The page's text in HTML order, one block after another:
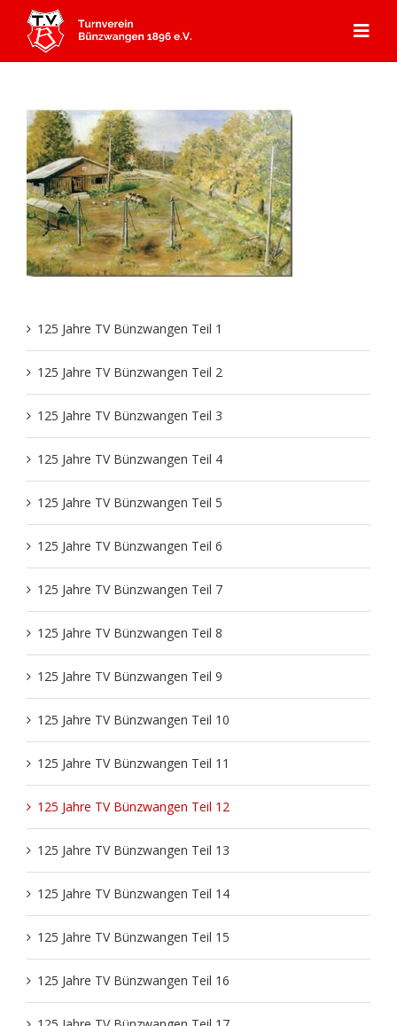
Inhalt
springen
Angebot
Abteilungen
Aerobic
Dance
Fit im Alter
FitMix-Frauen
Handball Senioren – Volleyball Mixed
Kinderturnen
Volleyball Damen
Kursprogramm
Aktuelles
Training
Turnteam Staufen
STB-LIGA
Liga Rückblick
Partner, Freunde & Links
Kooperation Ebersbacher Sportvereine
Aktuelles
Chronik
Mitgliedschaft
Aktuelles
Geschichte TVB
Medien
Kontakt & Anfahrt
125 Jahre TV Bünzwangen Teil 1
125 Jahre TV Bünzwangen Teil 2
125 Jahre TV Bünzwangen Teil 3
125 Jahre TV Bünzwangen Teil 4
125 Jahre TV Bünzwangen Teil 5
125 Jahre TV Bünzwangen Teil 6
125 Jahre TV Bünzwangen Teil 7
125 Jahre TV Bünzwangen Teil 8
125 Jahre TV Bünzwangen Teil 9
125 Jahre TV Bünzwangen Teil 10
125 Jahre TV Bünzwangen Teil 11
125 Jahre TV Bünzwangen Teil 12
125 Jahre TV Bünzwangen Teil 13
125 Jahre TV Bünzwangen Teil 14
125 Jahre TV Bünzwangen Teil 15
125 Jahre TV Bünzwangen Teil 16